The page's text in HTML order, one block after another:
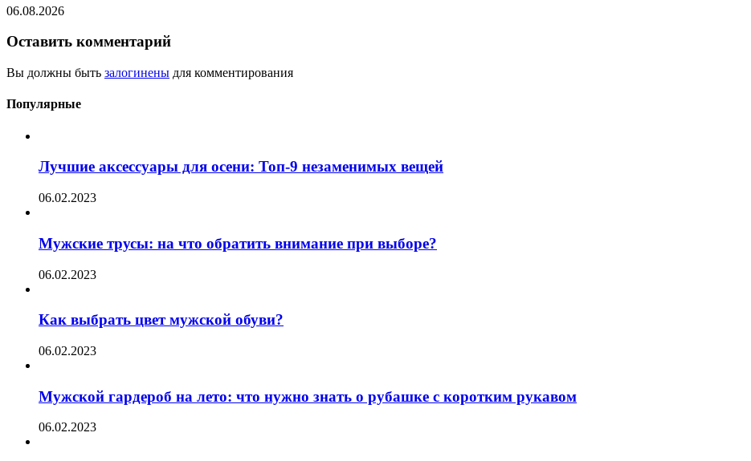
06.08.2026
Оставить комментарий
Вы должны быть залогинены для комментирования
Популярные
Лучшие аксессуары для осени: Топ-9 незаменимых вещей
06.02.2023
Мужские трусы: на что обратить внимание при выборе?
06.02.2023
Как выбрать цвет мужской обуви?
06.02.2023
Мужской гардероб на лето: что нужно знать о рубашке с коротким рукавом
06.02.2023